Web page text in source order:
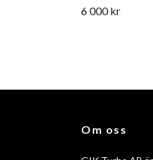
6 000 kr
Om oss